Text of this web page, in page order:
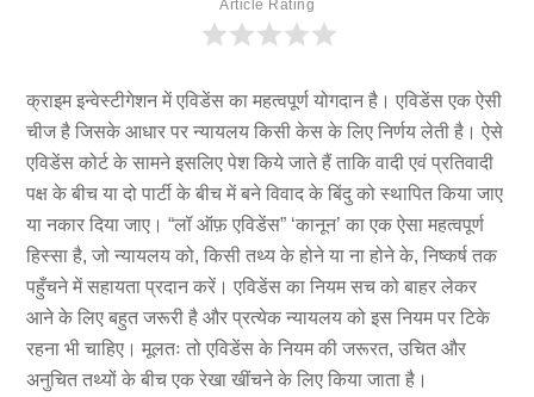
Article Rating
क्राइम इन्वेस्टीगेशन में एविडेंस का महत्वपूर्ण योगदान है। एविडेंस एक ऐसी
चीज है जिसके आधार पर न्यायलय किसी केस के लिए निर्णय लेती है। ऐसे
एविडेंस कोर्ट के सामने इसलिए पेश किये जाते हैं ताकि वादी एवं प्रतिवादी
पक्ष के बीच या दो पार्टी के बीच में बने विवाद के बिंदु को स्थापित किया जाए
या नकार दिया जाए। “लॉ ऑफ़ एविडेंस” ‘कानून’ का एक ऐसा महत्वपूर्ण
हिस्सा है, जो न्यायलय को, किसी तथ्य के होने या ना होने के, निष्कर्ष तक
पहुँचने में सहायता प्रदान करें। एविडेंस का नियम सच को बाहर लेकर
आने के लिए बहुत जरूरी है और प्रत्येक न्यायलय को इस नियम पर टिके
रहना भी चाहिए। मूलतः तो एविडेंस के नियम की जरूरत, उचित और
अनुचित तथ्यों के बीच एक रेखा खींचने के लिए किया जाता है।